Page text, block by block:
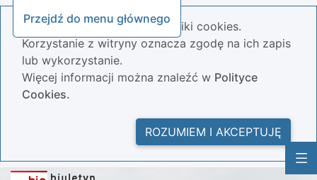
Przejdź do menu głównego
Nasza strona wykorzystuje pliki cookies.
Korzystanie z witryny oznacza zgodę na ich zapis
lub wykorzystanie.
Więcej informacji można znaleźć w Polityce
Cookies.
ROZUMIEM I AKCEPTUJĘ